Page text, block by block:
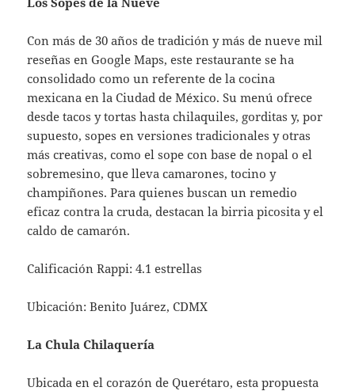
Con más de 30 años de tradición y más de nueve mil
reseñas en Google Maps, este restaurante se ha
consolidado como un referente de la cocina
mexicana en la Ciudad de México. Su menú ofrece
desde tacos y tortas hasta chilaquiles, gorditas y, por
supuesto, sopes en versiones tradicionales y otras
más creativas, como el sope con base de nopal o el
sobremesino, que lleva camarones, tocino y
champiñones. Para quienes buscan un remedio
eficaz contra la cruda, destacan la birria picosita y el
caldo de camarón.
Calificación Rappi: 4.1 estrellas
Ubicación: Benito Juárez, CDMX
La Chula Chilaquería
Ubicada en el corazón de Querétaro, esta propuesta